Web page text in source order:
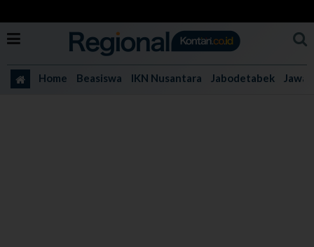
Home Beasiswa IKN Nusantara Jabodetabek Jawa